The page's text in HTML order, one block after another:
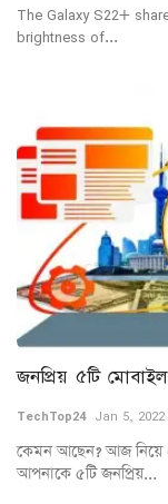
রেজিস্ট্রেশন ও
লেখার
বিনোদন
শিক্ষা
পাঁচমিশালী
ভ্রমণ
লাইফ স্টাইল
The Galaxy S22+
brightness of...
জনপ্রিয় ৫টি
TechTop24 Jan 5, 2022
কেমন আছেন? আজ নিয়ে
আপনাকে ৫টি জনপ্রিয়...